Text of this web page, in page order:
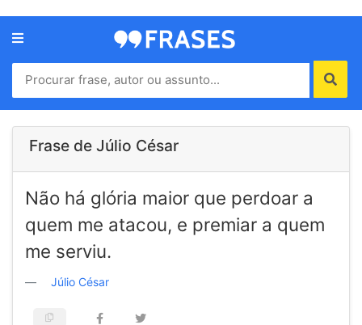
Menu
Home
Autores
de
Frase de Júlio César
Não há glória maior que perdoar a
quem me atacou, e premiar a quem
me serviu.
Júlio César